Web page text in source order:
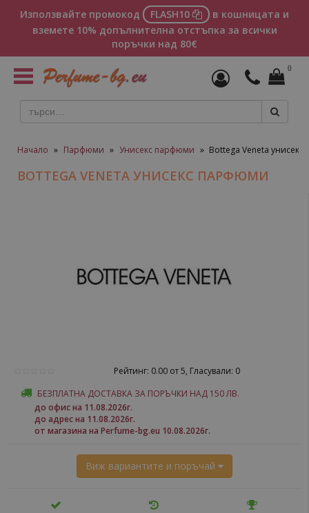
Използвайте промокод FLASH10
в кошницата и
вземете 10% допълнителна отстъпка за всички
поръчки над 80€
Toggle
navigation
0
Начало » Парфюми » Унисекс парфюми » Bottega Veneta
BOTTEGA VENETA УНИСЕКС ПАРФЮМИ
Рейтинг: 0.00 от 5, Гласували: 0
БЕЗПЛАТНА ДОСТАВКА ЗА ПОРЪЧКИ НАД 150 ЛВ.
до офис на 11.08.2026г.
до адрес на 11.08.2026г.
от магазина на Perfume-bg.eu 10.08.2026г.
Виж вариантите и поръчай